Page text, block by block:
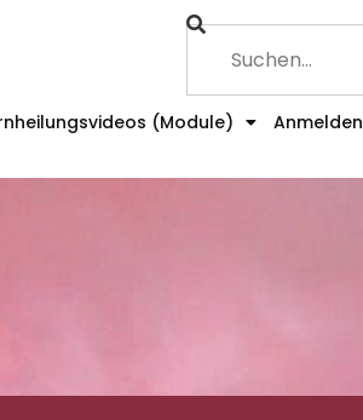
(Module) Anmelden